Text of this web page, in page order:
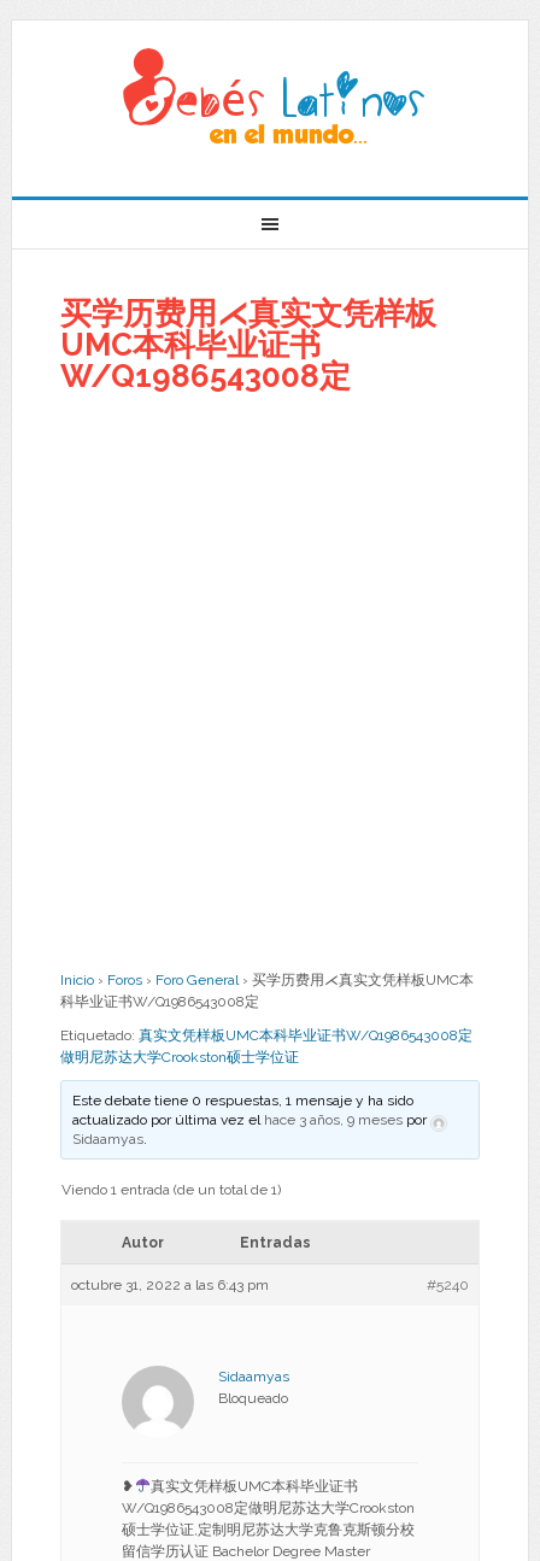
买学历费用⋌真实文凭样板
UMC本科毕业证书
W/Q1986543008定
Inicio › Foros › Foro General › 买学历费用⋌真实文凭样板UMC本
科毕业证书W/Q1986543008定
Etiquetado: 真实文凭样板UMC本科毕业证书W/Q1986543008定
做明尼苏达大学Crookston硕士学位证
Este debate tiene 0 respuestas, 1 mensaje y ha sido
actualizado por última vez el hace 3 años, 9 meses por
Sidaamyas.
Viendo 1 entrada (de un total de 1)
Autor Entradas
octubre 31, 2022 a las 6:43 pm #5240
Sidaamyas
Bloqueado
❥
真实文凭样板UMC本科毕业证书
W/Q1986543008定做明尼苏达大学Crookston
硕士学位证,定制明尼苏达大学克鲁克斯顿分校
留信学历认证 Bachelor Degree Master